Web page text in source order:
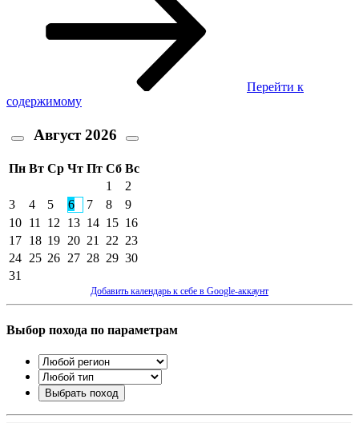
Перейти к
содержимому
Август 2026
Пн Вт Ср Чт Пт Сб Вс
1
2
3
4 5 6 7 8
9
10 11 12 13 14 15 16
17 18 19 20 21 22 23
24 25 26 27 28 29 30
31
Добавить календарь к себе в Google-аккаунт
Выбор похода по параметрам